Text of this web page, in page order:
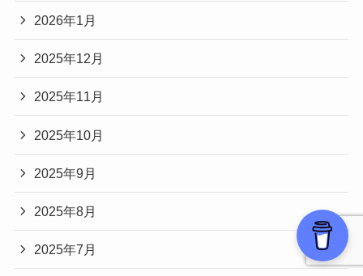
2026年1月
2025年12月
2025年11月
2025年10月
2025年9月
2025年8月
2025年7月